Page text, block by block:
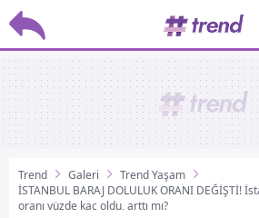
Trend Galeri
Trend Yaşam
İSTANBUL BARAJ DOLULUK ORANI DEĞİŞTİ!
oranı yüzde kaç oldu, arttı mı?